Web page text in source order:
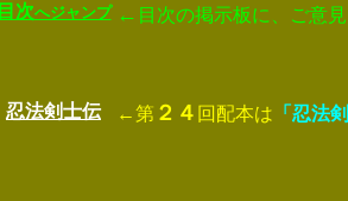
目次へジャンプ ← 目次の掲示板に、ご意
忍法剣士伝 ←第 ２４ 回配本は 「忍法